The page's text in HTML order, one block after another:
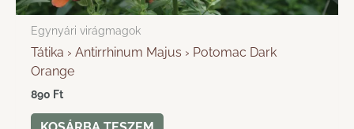
Egynyári virágmagok
Tátika › Antirrhinum Majus › Potomac Dark
Orange
890 Ft